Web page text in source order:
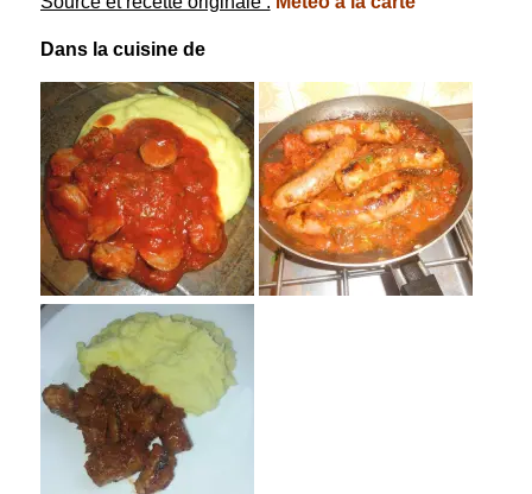
Dans la cuisine de